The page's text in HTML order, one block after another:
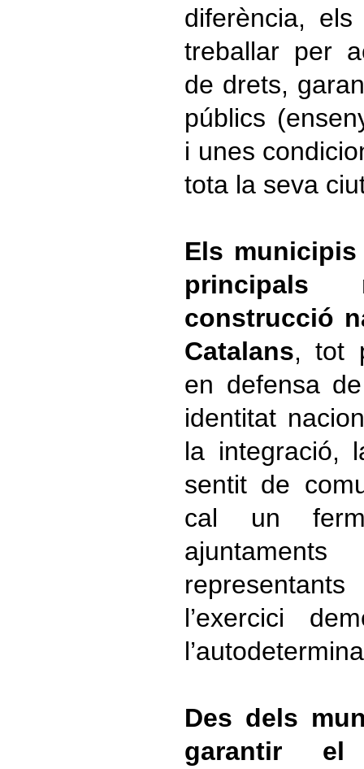
diferència,
treballar per
de drets,
públics
i unes
tota la seva
Els
construcció
Catalans, tot
en defensa
identitat
la integració,
sentit de
cal un
l’exercici
Des dels
garantir el